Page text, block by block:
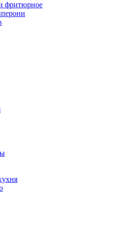
фритюрное